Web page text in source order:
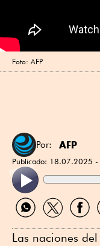
Foto: AFP
Por: AFP
Publicado: 18.07.2025 -
Compartir
por
Compartir
por
por
Las naciones del